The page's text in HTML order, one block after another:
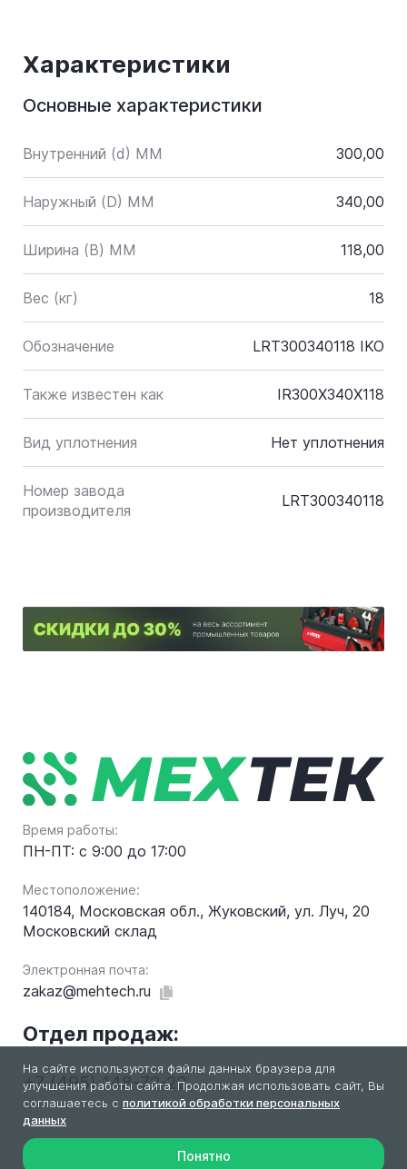
Характеристики
Основные характеристики
Внутренний (d) ММ 300,00
Наружный (D) ММ 340,00
Ширина (B) MM 118,00
Вес (кг) 18
Обозначение LRT300340118 IKO
Также известен как IR300X340X118
Вид уплотнения Нет уплотнения
Номер завода
производителя
LRT300340118
Время работы:
ПН-ПТ: с 9:00 до 17:00
Местоположение:
140184, Московская обл., Жуковский, ул. Луч, 20
Московский склад
Электронная почта:
zakaz@mehtech.ru
Отдел продаж:
+7 (495) 148-72-22
2026 © МехТек. Все права защищены
На сайте используются файлы данных браузера для
улучшения работы сайта. Продолжая использовать сайт, Вы
соглашаетесь с политикой обработки персональных
данных
Понятно